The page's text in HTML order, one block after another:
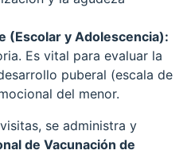
(Escolar y Adolescencia):
Es vital para evaluar la
puberal (escala de
del menor.
se administra y
de Vacunación de